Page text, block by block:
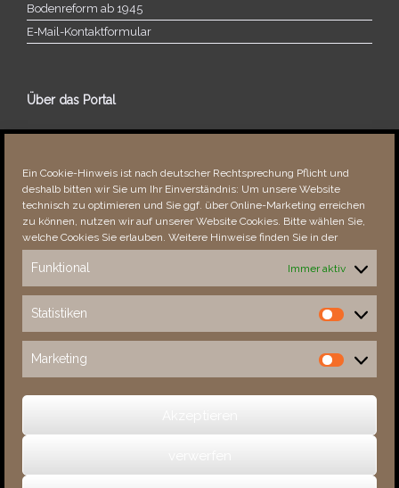
Ein Cookie-Hinweis ist nach deutscher Rechtsprechung Pflicht und
deshalb bitten wir Sie um Ihr Einverständnis: Um unsere Website
technisch zu optimieren und Sie ggf. über Online-Marketing erreichen
zu können, nutzen wir auf unserer Website Cookies. Bitte wählen Sie,
welche Cookies Sie erlauben. Weitere Hinweise finden Sie in der
Funktional Immer aktiv
Statistiken
Statistiken
Marketing
Marketing
Bodenreform ab 1945
E‑Mail-​​Kontaktformular
Über das Portal
Über dieses Portal
Fehler bemerkt?
Besucher seit 08/​2021
This Week
36681